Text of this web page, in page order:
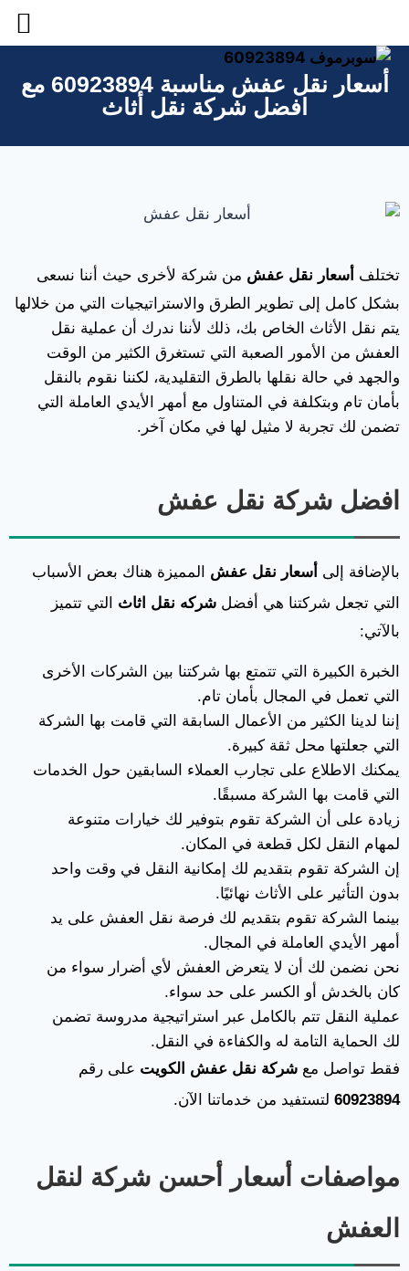
أسعار نقل عفش مناسبة 60923894 مع
افضل شركة نقل أثاث
تختلف أسعار نقل عفش من شركة لأخرى حيث أننا نسعى
بشكل كامل إلى تطوير الطرق والاستراتيجيات التي من خلالها
يتم نقل الأثاث الخاص بك، ذلك لأننا ندرك أن عملية نقل
العفش من الأمور الصعبة التي تستغرق الكثير من الوقت
والجهد في حالة نقلها بالطرق التقليدية، لكننا نقوم بالنقل
بأمان تام وبتكلفة في المتناول مع أمهر الأيدي العاملة التي
تضمن لك تجربة لا مثيل لها في مكان آخر.
افضل شركة نقل عفش
بالإضافة إلى أسعار نقل عفش
المميزة هناك بعض الأسباب
التي تجعل شركتنا هي أفضل شركه نقل اثاث
التي تتميز
بالآتي:
الخبرة الكبيرة التي تتمتع بها شركتنا بين الشركات الأخرى
التي تعمل في المجال بأمان تام.
إننا لدينا الكثير من الأعمال السابقة التي قامت بها الشركة
التي جعلتها محل ثقة كبيرة.
يمكنك الاطلاع على تجارب العملاء السابقين حول الخدمات
التي قامت بها الشركة مسبقًا.
زيادة على أن الشركة تقوم بتوفير لك خيارات متنوعة
لمهام النقل لكل قطعة في المكان.
إن الشركة تقوم بتقديم لك إمكانية النقل في وقت واحد
بدون التأثير على الأثاث نهائيًا.
بينما الشركة تقوم بتقديم لك فرصة نقل العفش على يد
أمهر الأيدي العاملة في المجال.
نحن نضمن لك أن لا يتعرض العفش لأي أضرار سواء من
كان بالخدش أو الكسر على حد سواء.
عملية النقل تتم بالكامل عبر استراتيجية مدروسة تضمن
لك الحماية التامة له والكفاءة في النقل.
فقط تواصل مع شركة نقل عفش الكويت على رقم
60923894 لتستفيد من خدماتنا الآن.
مواصفات أسعار أحسن شركة لنقل
العفش